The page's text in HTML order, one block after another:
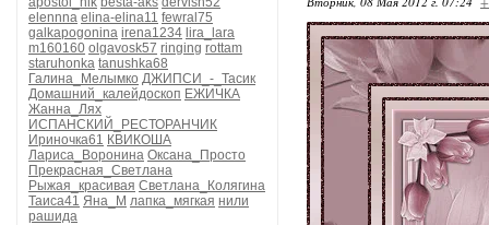
elennna elina-elina11 fewral75
galkapogonina irena1234 lira_lara
m160160 olgavosk57 ringing rottam
staruhonka tanushka68
Галина_Мелымко ДЖИПСИ_-_Тасик
Домашний_калейдоскоп ЕЖИЧКА
Жанна_Лях
ИСПАНСКИЙ_РЕСТОРАНЧИК
Ириночка61 КВИКОША
Лариса_Воронина Оксана_Просто
Прекрасная_Светлана
Рыжая_красивая Светлана_Колягина
Таиса41 Яна_М лапка_мягкая нили
рашида